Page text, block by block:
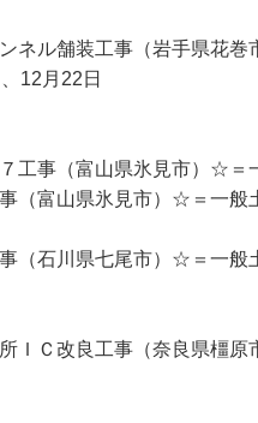
ネル舗装工事（岩手県花
12月22日
工事（富山県氷見市）☆＝
（富山県氷見市）☆＝一般
（石川県七尾市）☆＝一般
ＩＣ改良工事（奈良県橿